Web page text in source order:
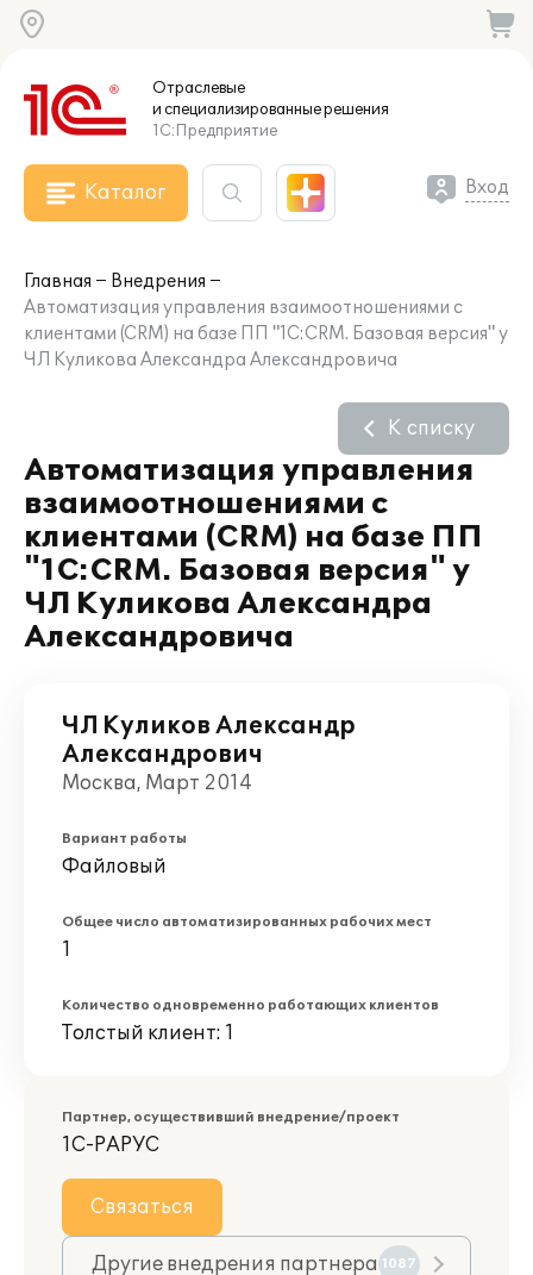
Отраслевые
и специализированныерешения
1С:Предприятие
Каталог Вход
Главная
Внедрения
Автоматизация управления взаимоотношениями с
клиентами (CRM) на базе ПП "1С:CRM. Базовая версия" у
ЧЛ Куликова Александра Александровича
Автоматизация управления
взаимоотношениями с
клиентами (CRM) на базе ПП
"1С:CRM. Базовая версия" у
ЧЛ Куликова Александра
Александровича
К списку
ЧЛ Куликов Александр
Александрович
Москва, Март 2014
Вариант работы
Файловый
Общее число автоматизированных рабочих мест
1
Количество одновременно работающих клиентов
Толстый клиент: 1
Партнер, осуществивший внедрение/проект
1С-РАРУС
Связаться
Другие внедрения партнера 1087